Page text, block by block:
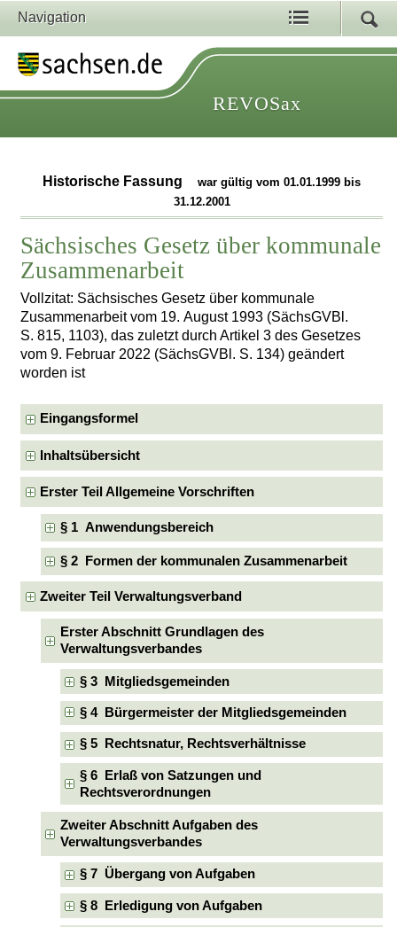
Navigation
REVOSax
Historische Fassung
war gültig vom 01.01.1999 bis
31.12.2001
Sächsisches Gesetz über kommunale
Zusammenarbeit
Vollzitat: Sächsisches Gesetz über kommunale
Zusammenarbeit vom 19. August 1993 (SächsGVBl.
S. 815, 1103), das zuletzt durch Artikel 3 des Gesetzes
vom 9. Februar 2022 (SächsGVBl. S. 134) geändert
worden ist
Eingangsformel
Inhaltsübersicht
Erster Teil Allgemeine Vorschriften
§ 1 Anwendungsbereich
§ 2 Formen der kommunalen Zusammenarbeit
Zweiter Teil Verwaltungsverband
Erster Abschnitt Grundlagen des
Verwaltungsverbandes
§ 3 Mitgliedsgemeinden
§ 4 Bürgermeister der Mitgliedsgemeinden
§ 5 Rechtsnatur, Rechtsverhältnisse
§ 6 Erlaß von Satzungen und
Rechtsverordnungen
Zweiter Abschnitt Aufgaben des
Verwaltungsverbandes
§ 7 Übergang von Aufgaben
§ 8 Erledigung von Aufgaben